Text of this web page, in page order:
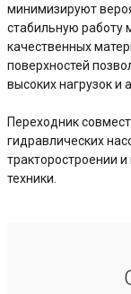
минимизируют
стабильную работу
качественных
поверхностей
высоких нагрузок и
Переходник
гидравлических
тракторостроении
техники.